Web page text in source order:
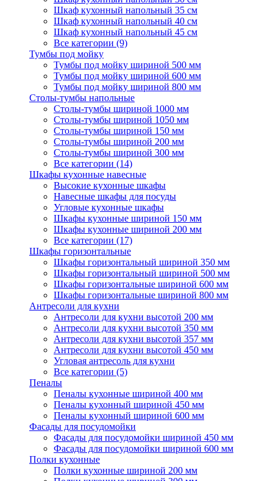
Шкаф кухонный напольный 35 см
Шкаф кухонный напольный 40 см
Шкаф кухонный напольный 45 см
Все категории (9)
Тумбы под мойку
Тумбы под мойку шириной 500 мм
Тумбы под мойку шириной 600 мм
Тумбы под мойку шириной 800 мм
Столы-тумбы напольные
Столы-тумбы шириной 1000 мм
Столы-тумбы шириной 1050 мм
Столы-тумбы шириной 150 мм
Столы-тумбы шириной 200 мм
Столы-тумбы шириной 300 мм
Все категории (14)
Шкафы кухонные навесные
Высокие кухонные шкафы
Навесные шкафы для посуды
Угловые кухонные шкафы
Шкафы кухонные шириной 150 мм
Шкафы кухонные шириной 200 мм
Все категории (17)
Шкафы горизонтальные
Шкафы горизонтальный шириной 350 мм
Шкафы горизонтальный шириной 500 мм
Шкафы горизонтальные шириной 600 мм
Шкафы горизонтальные шириной 800 мм
Антресоли для кухни
Антресоли для кухни высотой 200 мм
Антресоли для кухни высотой 350 мм
Антресоли для кухни высотой 357 мм
Антресоли для кухни высотой 450 мм
Угловая антресоль для кухни
Все категории (5)
Пеналы
Пеналы кухонные шириной 400 мм
Пеналы кухонный шириной 450 мм
Пеналы кухонный шириной 600 мм
Фасады для посудомойки
Фасады для посудомойки шириной 450 мм
Фасады для посудомойки шириной 600 мм
Полки кухонные
Полки кухонные шириной 200 мм